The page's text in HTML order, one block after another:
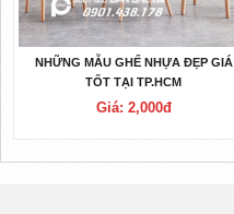
NHỮNG MẪU GHẾ NHỰA ĐẸP GIÁ
TỐT TẠI TP.HCM
Giá: 2,000đ